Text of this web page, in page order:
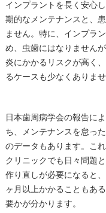
インプラントを長く安心
期的なメンテナンスと、
ません。特に、インプラ
め、虫歯にはなりません
炎にかかるリスクが高く
るケースも少なくありませ
日本歯周病学会の報告に
ち、メンテナンスを怠っ
のデータもあります。こ
クリニックでも日々問題
作り直しが必要になると
ヶ月以上かかることもあ
要かが分かります。